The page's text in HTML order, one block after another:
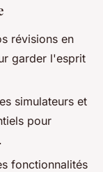
révisions en
garder l'esprit
simulateurs et
pour
fonctionnalités